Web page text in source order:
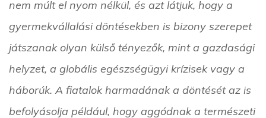
nem múlt el nyom nélkül, és azt látjuk, hogy a
gyermekvállalási döntésekben is bizony szerepet
játszanak olyan külső tényezők, mint a gazdasági
helyzet, a globális egészségügyi krízisek vagy a
háborúk. A fiatalok harmadának a döntését az is
befolyásolja például, hogy aggódnak a természeti